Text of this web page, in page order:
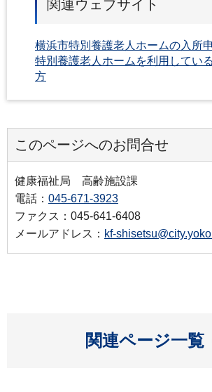
関連ウェブサイト
横浜市特別養護老人ホームの入所
特別養護老人ホームを利用してい
方
このページへのお問合せ
健康福祉局 高齢施設課
電話： 045-671-3923
ファクス：045-641-6408
メールアドレス： kf-
関連ページ一覧
開く